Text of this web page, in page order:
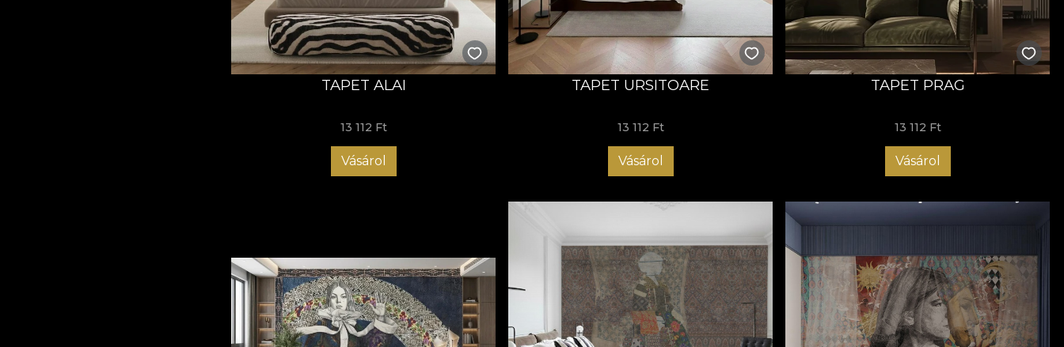
mascat, tradiție vie; Taină – misterul blând care rămâne în interior.
Colecția face cinste înaintașilor care au țesut identitatea noastră – femeilor din spatele iilor și covoarelor, comunităților care au păstrat tradiția
vie – și tuturor celor care cred că modernitatea nu trebuie să șteargă rădăcinile, ci să le ducă mai departe. Este a cincea colecție VLAdiLA
lansată de 1 Decembrie și un manifest pentru o Românie fără clișee: frumoasă, asumată, contemporană. Oriunde trăiești – într-un
apartament modern sau într-o casă veche restaurată – duci cu tine o parte din noi. În noianul de „acum”, e sănătos să te oprești o clipă, să
TAPET ALAI
13 112 Ft
Vásárol
TAPET URSITOARE
13 112 Ft
Vásárol
TAPET PRAG
13 112 Ft
Vásárol